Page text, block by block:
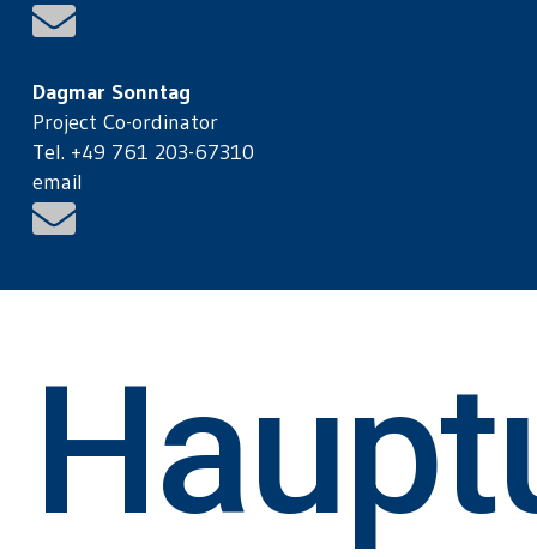
Dagmar Sonntag
Project Co-ordinator
Tel. +49 761 203-67310
email